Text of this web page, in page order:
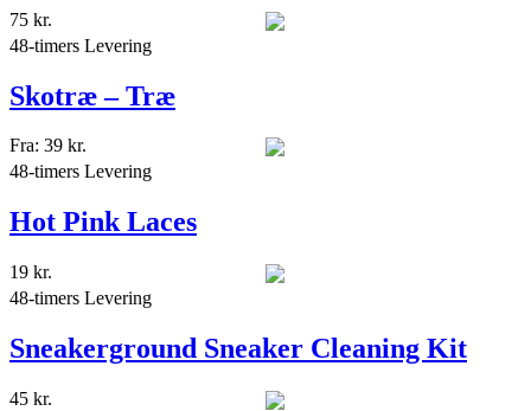
75 kr.
48-timers Levering
Skotræ – Træ
Fra: 39 kr.
48-timers Levering
Hot Pink Laces
19 kr.
48-timers Levering
Sneakerground Sneaker Cleaning Kit
45 kr.